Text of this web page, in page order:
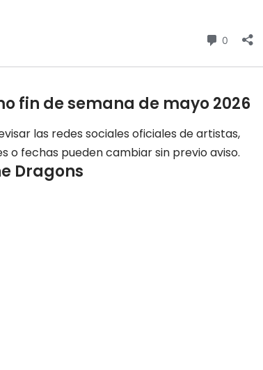
fin de semana de mayo 2026
las redes sociales oficiales de artistas,
o fechas pueden cambiar sin previo aviso.
Dragons